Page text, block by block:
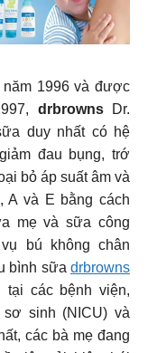
1996 và được
drbrownsDr.
duy nhất có hệ
đau bụng, trớ
bỏ áp suất âm và
A và E bằng cách
mẹ và sữa công
bú không chân
bình sữa drbrowns
các bệnh viện,
sinh (NICU) và
các bà mẹ đang